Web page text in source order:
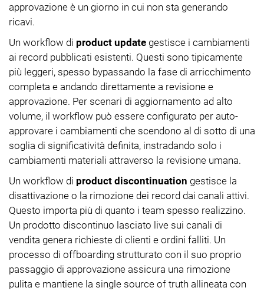
approvazione è un giorno in cui non sta generando
ricavi.
Un workflow di product update gestisce i cambiamenti
ai record pubblicati esistenti. Questi sono tipicamente
più leggeri, spesso bypassando la fase di arricchimento
completa e andando direttamente a revisione e
approvazione. Per scenari di aggiornamento ad alto
volume, il workflow può essere configurato per auto-
approvare i cambiamenti che scendono al di sotto di una
soglia di significatività definita, instradando solo i
cambiamenti materiali attraverso la revisione umana.
Un workflow di product discontinuation gestisce la
disattivazione o la rimozione dei record dai canali attivi.
Questo importa più di quanto i team spesso realizzino.
Un prodotto discontinuo lasciato live sui canali di
vendita genera richieste di clienti e ordini falliti. Un
processo di offboarding strutturato con il suo proprio
passaggio di approvazione assicura una rimozione
pulita e mantiene la single source of truth allineata con